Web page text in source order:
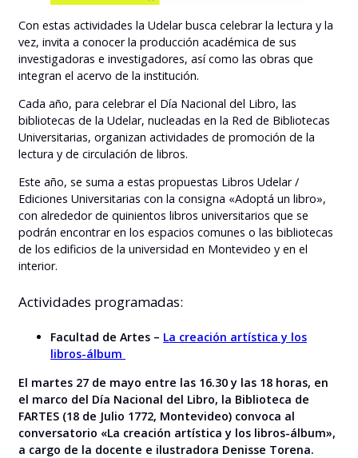
Con estas actividades la Udelar busca celebrar la lectura y la
vez, invita a conocer la producción académica de sus
investigadoras e investigadores, así como las obras que
integran el acervo de la institución.
Cada año, para celebrar el Día Nacional del Libro, las
bibliotecas de la Udelar, nucleadas en la Red de Bibliotecas
Universitarias, organizan actividades de promoción de la
lectura y de circulación de libros.
Este año, se suma a estas propuestas Libros Udelar /
Ediciones Universitarias con la consigna «Adoptá un libro»,
con alrededor de quinientos libros universitarios que se
podrán encontrar en los espacios comunes o las bibliotecas
de los edificios de la universidad en Montevideo y en el
interior.
Actividades programadas:
Facultad de Artes – La creación artística y los
libros-álbum
El martes 27 de mayo entre las 16.30 y las 18 horas, en
el marco del Día Nacional del Libro, la Biblioteca de
FARTES (18 de Julio 1772, Montevideo) convoca al
conversatorio «La creación artística y los libros-álbum»,
a cargo de la docente e ilustradora Denisse Torena.